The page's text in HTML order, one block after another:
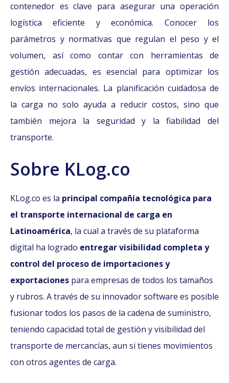
contenedor es clave para asegurar una operación
logística eficiente y económica. Conocer los
parámetros y normativas que regulan el peso y el
volumen, así como contar con herramientas de
gestión adecuadas, es esencial para optimizar los
envíos internacionales. La planificación cuidadosa de
la carga no solo ayuda a reducir costos, sino que
también mejora la seguridad y la fiabilidad del
transporte.
Sobre KLog.co
KLog.co es la principal compañía tecnológica para
el transporte internacional de carga en
Latinoamérica, la cual a través de su plataforma
digital ha logrado entregar visibilidad completa y
control del proceso de importaciones y
exportaciones para empresas de todos los tamaños
y rubros. A través de su innovador software es posible
fusionar todos los pasos de la cadena de suministro,
teniendo capacidad total de gestión y visibilidad del
transporte de mercancías, aun si tienes movimientos
con otros agentes de carga.